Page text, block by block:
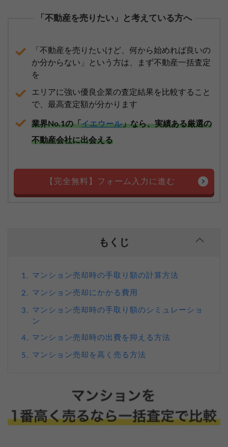
「不動産を売りたい」と考えている方へ
「不動産を売りたいけど、何から始めれば良いの
か分からない」という方は、まず不動産一括査定
を
エリアに強い優良企業の査定結果を比較すること
で、最高査定額が分かります
業界No.1の「イエウール」なら、実績ある厳選の
不動産会社に出会える
【完全無料】フォーム入力に進む
もくじ
1. マンション売却時の手取り額の計算方法
2. マンション売却にかかる費用
3. マンション売却時の手取り額のシミュレーショ
ン
4. マンション売却時の出費を抑える方法
5. マンション売却を高く売る方法